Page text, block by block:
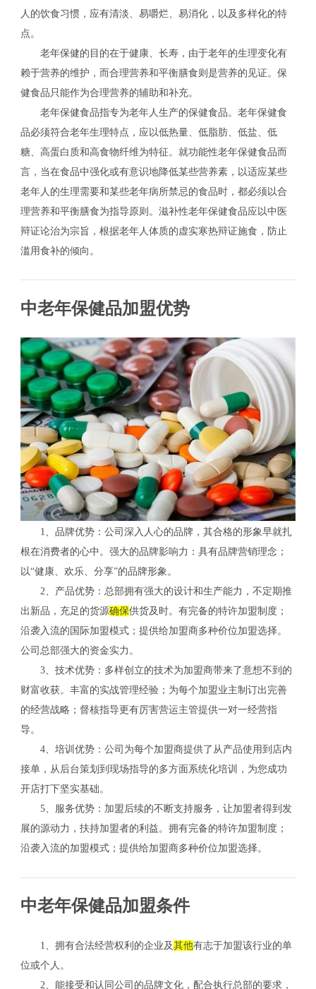
人的饮食习惯，应有清淡、易嚼烂、易消化，以及多样化的特
点。
老年保健的目的在于健康、长寿，由于老年的生理变化有
赖于营养的维护，而合理营养和平衡膳食则是营养的见证。保
健食品只能作为合理营养的辅助和补充。
老年保健食品指专为老年人生产的保健食品。老年保健食
品必须符合老年生理特点，应以低热量、低脂肪、低盐、低
糖、高蛋白质和高食物纤维为特征。就功能性老年保健食品而
言，当在食品中强化或有意识地降低某些营养素，以适应某些
老年人的生理需要和某些老年病所禁忌的食品时，都必须以合
理营养和平衡膳食为指导原则。滋补性老年保健食品应以中医
辩证论治为宗旨，根据老年人体质的虚实寒热辩证施食，防止
滥用食补的倾向。
中老年保健品加盟优势
1、品牌优势：公司深入人心的品牌，其合格的形象早就扎
根在消费者的心中。强大的品牌影响力：具有品牌营销理念；
以“健康、欢乐、分享”的品牌形象。
2、产品优势：总部拥有强大的设计和生产能力，不定期推
出新品，充足的货源确保供货及时。有完备的特许加盟制度；
沿袭入流的国际加盟模式；提供给加盟商多种价位加盟选择。
公司总部强大的资金实力。
3、技术优势：多样创立的技术为加盟商带来了意想不到的
财富收获。丰富的实战管理经验；为每个加盟业主制订出完善
的经营战略；督核指导更有厉害营运主管提供一对一经营指
导。
4、培训优势：公司为每个加盟商提供了从产品使用到店内
接单，从后台策划到现场指导的多方面系统化培训，为您成功
开店打下坚实基础。
5、服务优势：加盟后续的不断支持服务，让加盟者得到发
展的源动力，扶持加盟者的利益。拥有完备的特许加盟制度；
沿袭入流的加盟模式；提供给加盟商多种价位加盟选择。
中老年保健品加盟条件
1、拥有合法经营权利的企业及其他有志于加盟该行业的单
位或个人。
2、能接受和认同公司的品牌文化，配合执行总部的要求，